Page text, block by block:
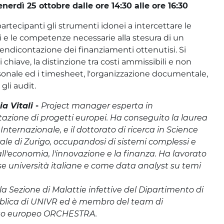
25 ottobre dalle ore 14:30 alle ore 16:30
gli strumenti idonei a intercettare le
le competenze necessarie alla stesura di un
dei finanziamenti ottenutisi. Si
la distinzione tra costi ammissibili e non
ed i timesheet, l'organizzazione documentale,
gli audit.
Vitali- Project manager esperta in
di progetti europei. Ha conseguito la laurea
e il dottorato di ricerca in Science
di Zurigo, occupandosi di sistemi complessi e
l'innovazione e la finanza. Ha lavorato
università italiane e come data analyst su temi
Sezione di Malattie infettive del Dipartimento di
di UNIVR ed è membro del team di
ORCHESTRA.